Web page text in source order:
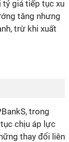
tỷ giá tiếp tục xu
tăng nhưng
trừ khi xuất
trong
chịu áp lực
thay đổi liên